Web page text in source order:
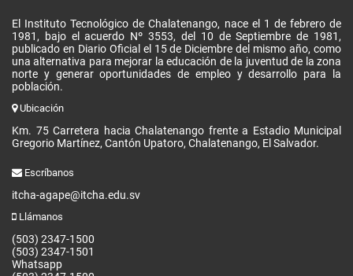
El Instituto Tecnológico de Chalatenango, nace el 1 de febrero de
1981, bajo el acuerdo Nº 3553, del 10 de Septiembre de 1981,
publicado en Diario Oficial el 15 de Diciembre del mismo año, como
una alternativa para mejorar la educación de la juventud de la zona
norte y generar oportunidades de empleo y desarrollo para la
población.
Ubicación
Km. 75 Carretera hacia Chalatenango frente a Estadio Municipal
Gregorio Martínez, Cantón Upatoro, Chalatenango, El Salvador.
Escríbanos
itcha-agape@itcha.edu.sv
Llámanos
(503) 2347-1500
(503) 2347-1501
Whatsapp